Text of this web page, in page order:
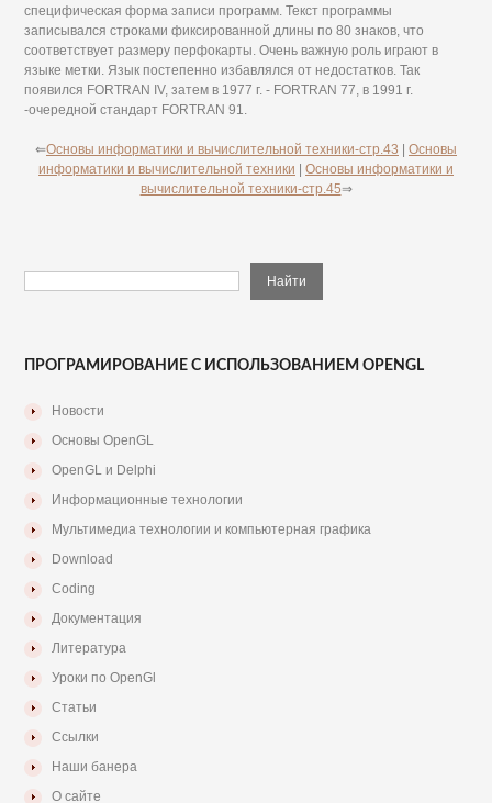
специфическая форма записи программ. Текст программы
записывался строками фиксированной длины по 80 знаков, что
соответствует размеру перфокарты. Очень важную роль играют в
языке метки. Язык постепенно избавлялся от недостатков. Так
появился FORTRAN IV, затем в 1977 г. - FORTRAN 77, в 1991 г.
-очередной стандарт FORTRAN 91.
⇐Основы информатики и вычислительной техники-стр.43 | Основы
информатики и вычислительной техники | Основы информатики и
вычислительной техники-стр.45⇒
ПРОГРАМИРОВАНИЕ С ИСПОЛЬЗОВАНИЕМ OPENGL
Новости
Основы OpenGL
OpenGL и Delphi
Информационные технологии
Мультимедиа технологии и компьютерная графика
Download
Coding
Документация
Литература
Уроки по OpenGl
Статьи
Ссылки
Наши банера
О сайте